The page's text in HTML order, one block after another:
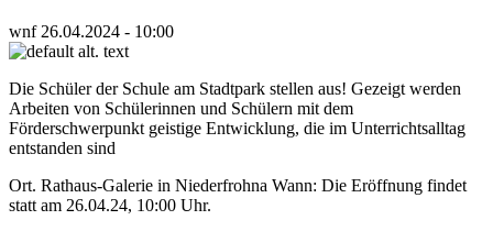
wnf26.04.2024 - 10:00
Die Schüler der Schule am Stadtpark stellen aus! Gezeigt werden
Arbeiten von Schülerinnen und Schülern mit dem
Förderschwerpunkt geistige Entwicklung, die im Unterrichtsalltag
entstanden sind
Ort. Rathaus-Galerie in Niederfrohna Wann: Die Eröffnung findet
statt am 26.04.24, 10:00 Uhr.